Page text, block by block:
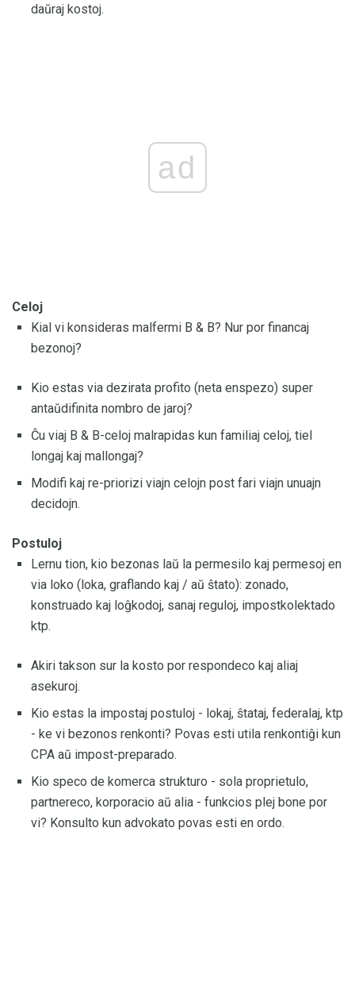
daŭraj kostoj.
ad
Celoj
Kial vi konsideras malfermi B & B? Nur por financaj
bezonoj?
Kio estas via dezirata profito (neta enspezo) super
antaŭdifinita nombro de jaroj?
Ĉu viaj B & B-celoj malrapidas kun familiaj celoj, tiel
longaj kaj mallongaj?
Modifi kaj re-priorizi viajn celojn post fari viajn unuajn
decidojn.
Postuloj
Lernu tion, kio bezonas laŭ la permesilo kaj permesoj en
via loko (loka, graflando kaj / aŭ ŝtato): zonado,
konstruado kaj loĝkodoj, sanaj reguloj, impostkolektado
ktp.
Akiri takson sur la kosto por respondeco kaj aliaj
asekuroj.
Kio estas la impostaj postuloj - lokaj, ŝtataj, federalaj, ktp
- ke vi bezonos renkonti? Povas esti utila renkontiĝi kun
CPA aŭ impost-preparado.
Kio speco de komerca strukturo - sola proprietulo,
partnereco, korporacio aŭ alia - funkcios plej bone por
vi? Konsulto kun advokato povas esti en ordo.